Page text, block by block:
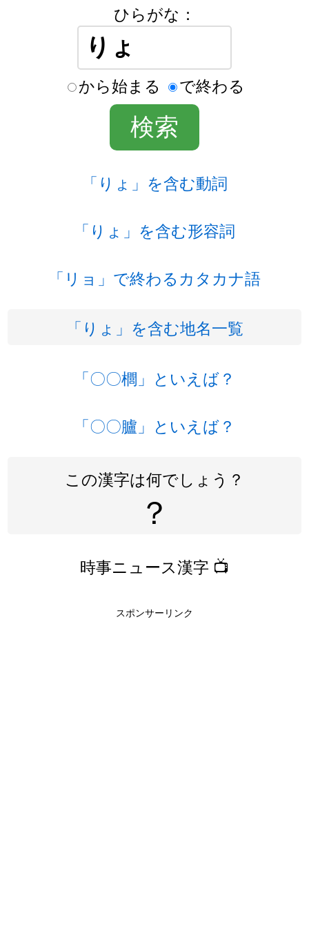
ひらがな：
から始まる で終わる
「りょ」を含む動詞
「りょ」を含む形容詞
「リョ」で終わるカタカナ語
「りょ」を含む地名一覧
「〇〇櫚」といえば？
「〇〇臚」といえば？
この漢字は何でしょう？
？
時事ニュース漢字 📺
スポンサーリンク